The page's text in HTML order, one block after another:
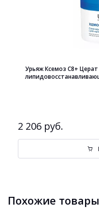
Урьяж Ксемоз С8+
2 206 руб.
Похожие товары